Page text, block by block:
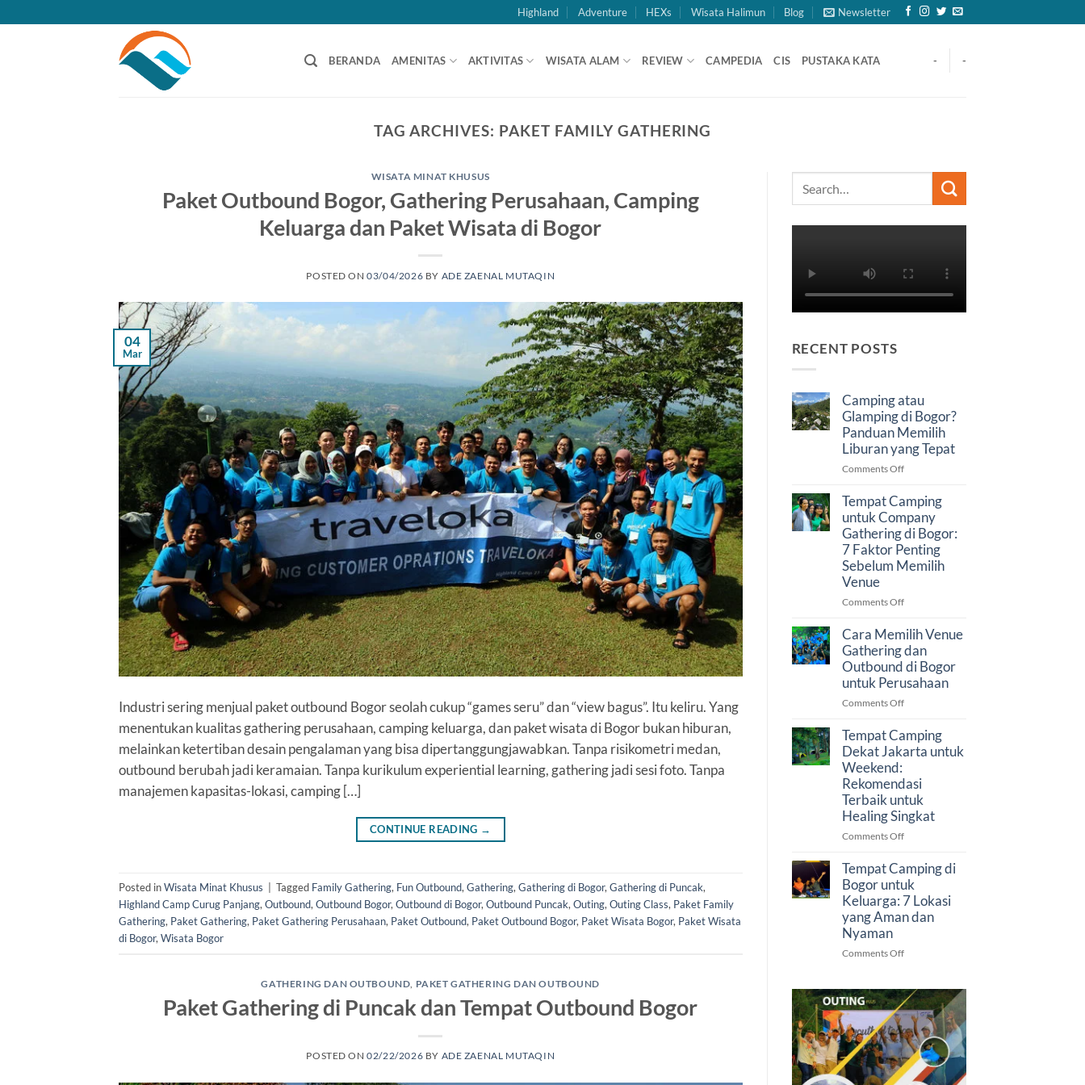
Highland Adventure HEXs Wisata Halimun Blog Newsletter
BERANDA AMENITAS AKTIVITAS WISATA ALAM REVIEW CAMPEDIA CIS PUSTAKA KATA - -
TAG ARCHIVES: PAKET FAMILY GATHERING
WISATA MINAT KHUSUS
Paket Outbound Bogor, Gathering Perusahaan, Camping
Keluarga dan Paket Wisata di Bogor
POSTED ON03/04/2026 BY ADE ZAENAL MUTAQIN
04
Mar
Industri sering menjual paket outbound Bogor seolah cukup “games seru” dan “view bagus”. Itu keliru. Yang
menentukan kualitas gathering perusahaan, camping keluarga, dan paket wisata di Bogor bukan hiburan,
melainkan ketertiban desain pengalaman yang bisa dipertanggungjawabkan. Tanpa risikometri medan,
outbound berubah jadi keramaian. Tanpa kurikulum experiential learning, gathering jadi sesi foto. Tanpa
manajemen kapasitas-lokasi, camping […]
CONTINUE READING →
Posted inWisata Minat Khusus Tagged Family Gathering, Fun Outbound, Gathering, Gathering di Bogor, Gathering di Puncak,
Highland Camp Curug Panjang, Outbound, Outbound Bogor, Outbound di Bogor, Outbound Puncak, Outing, Outing Class, Paket Family
Gathering, Paket Gathering, Paket Gathering Perusahaan, Paket Outbound, Paket Outbound Bogor, Paket Wisata Bogor, Paket Wisata
di Bogor, Wisata Bogor
GATHERING DAN OUTBOUND PAKET GATHERING DAN OUTBOUND
Paket Gathering di Puncak dan Tempat Outbound Bogor
POSTED ON02/22/2026 BY ADE ZAENAL MUTAQIN
RECENT POSTS
Camping atau
Glamping di Bogor?
Panduan Memilih
Liburan yang Tepat
Comments Offon
atau
Glamping
di
Bogor?
Panduan
Memilih
yang
Tempat Camping
untuk Company
Gathering di Bogor:
7 Faktor Penting
Sebelum Memilih
Venue
Comments Offon
Camping
untuk
Company
Gathering
di
Bogor:
Faktor
Penting
Memilih
Venue
Cara Memilih Venue
Gathering dan
Outbound di Bogor
untuk Perusahaan
Comments Offon
Memilih
Venue
Gathering
Outbound
di
Bogor
untuk
Tempat Camping
Dekat Jakarta untuk
Weekend:
Rekomendasi
Terbaik untuk
Healing Singkat
Comments Offon
Camping
Dekat
Jakarta
untuk
Weekend:
Terbaik
Singkat
Tempat Camping di
Bogor untuk
Keluarga: 7 Lokasi
yang Aman dan
Nyaman
Comments Offon
di
Bogor
untuk
Keluarga:
7
Lokasi